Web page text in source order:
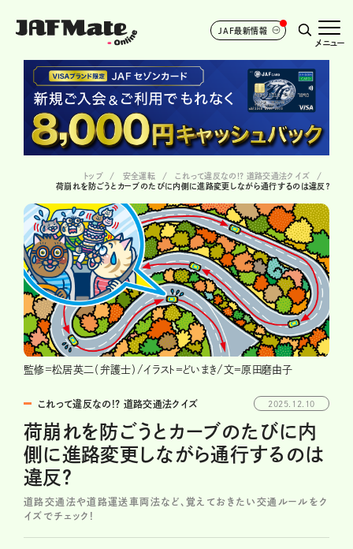
JAF最新情報
メニュー
トップ 安全運転
これって違反なの!? 道路交通法クイズ
荷崩れを防ごうとカーブのたびに内側に進路変更しながら通行するのは違反？
監修=松居英二（弁護士）/イラスト＝どいまき/文＝原田磨由子
これって違反なの!? 道路交通法クイズ 2025.12.10
荷崩れを防ごうとカーブのたびに内
側に進路変更しながら通行するのは
違反？
道路交通法や道路運送車両法など、覚えておきたい交通ルールをク
イズでチェック!